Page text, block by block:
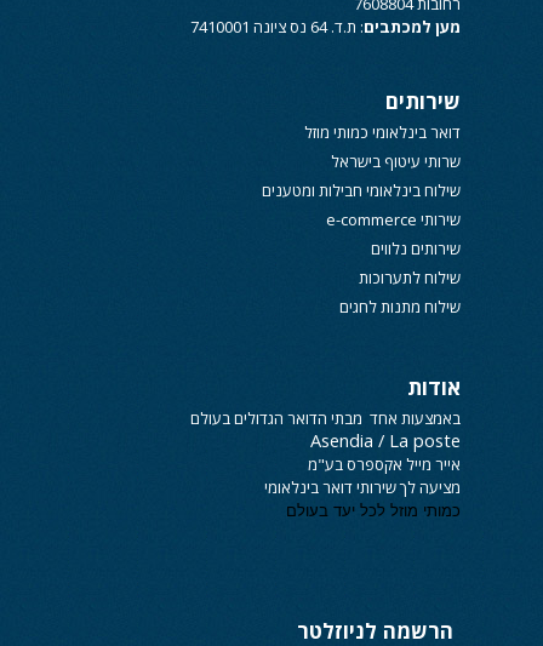
מען למכתבים: ת.ד. 64 נס ציונה 7410001
שירותים
דואר בינלאומי כמותי מוזל
שרותי עיטוף בישראל
שילוח בינלאומי חבילות ומטענים
שירותי e-commerce
שירותים נלווים
שילוח לתערוכות
שילוח מתנות לחגים
אודות
באמצעות אחד מבתי הדואר הגדולים בעולם
Asendia / La poste
אייר מייל אקספרסבע"מ
מציעה לך שירותידואר בינלאומי
כמותי מוזל לכל יעד בעולם
הרשמה לניוזלטר